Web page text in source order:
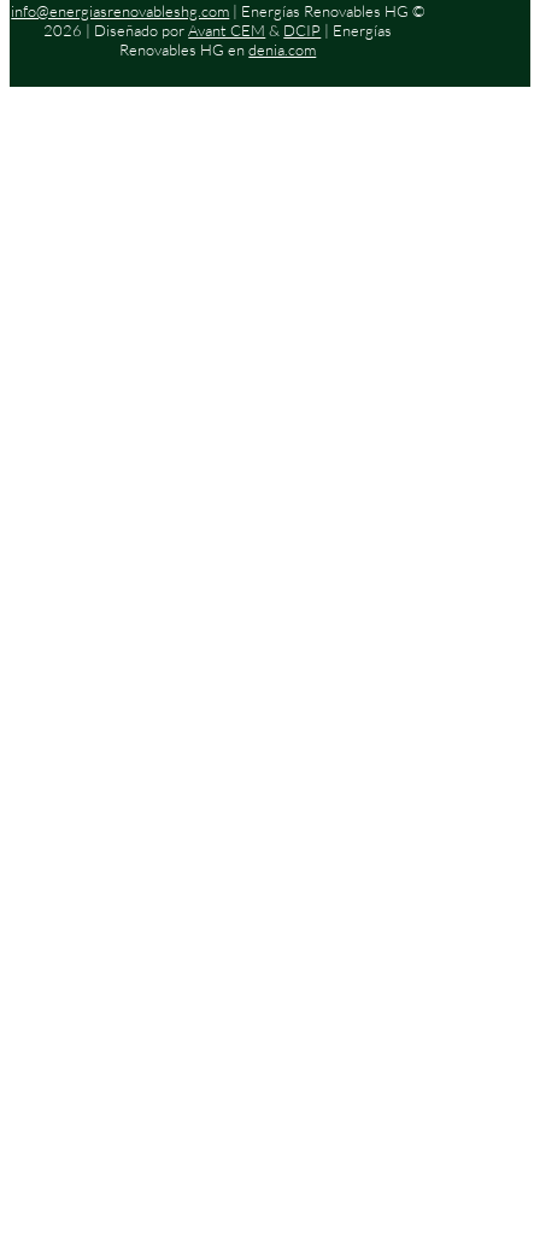
info@energiasrenovableshg.com | Energías Renovables HG ©
2026 | Diseñado porAvant CEM & DCIP | Energías
Renovables HG endenia.com